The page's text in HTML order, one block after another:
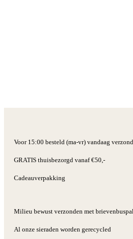
Voor 15:00 besteld (ma-vr) vandaag
GRATIS thuisbezorgd vanaf €50,-
Cadeauverpakking
Milieu bewust verzonden met
Al onze sieraden worden gerecycled